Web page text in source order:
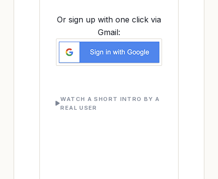
Or sign up with one click via
Gmail:
WATCH A SHORT INTRO BY A
REAL USER